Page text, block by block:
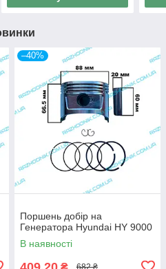
–40%
Поршень добір на
Генератора Hyundai HY 9000
В наявності